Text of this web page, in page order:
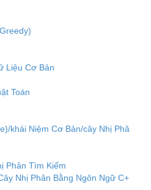
Liệu Cơ Bản
Toán
khái Niệm Cơ Bản/cây Nhị Phâ
Phân Tìm Kiếm
Nhị Phân Bằng Ngôn Ngữ C+